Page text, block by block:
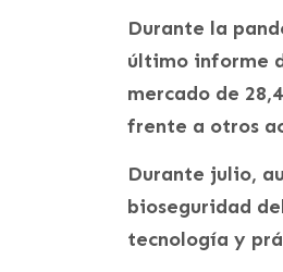
Durante la
último informe
mercado de
frente a otros
Durante julio,
bioseguridad
tecnología y